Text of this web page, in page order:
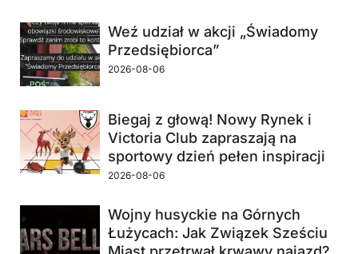
Weź udział w akcji „Świadomy
Przedsiębiorca”
2026-08-06
Biegaj z głową! Nowy Rynek i
Victoria Club zapraszają na
sportowy dzień pełen inspiracji
2026-08-06
Wojny husyckie na Górnych
Łużycach: Jak Związek Sześciu